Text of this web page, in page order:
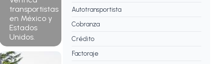
transportistas
en México y
Estados
Unidos.
Autotransportista
Cobranza
Crédito
Factoraje